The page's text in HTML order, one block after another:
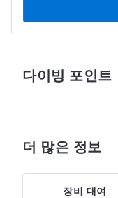
다이빙 포인트
더 많은 정보
장비 대여